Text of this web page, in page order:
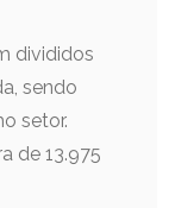
divididos
sendo
setor.
de 13.975